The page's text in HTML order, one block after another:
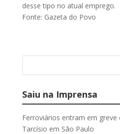
desse tipo no atual emprego.
Fonte: Gazeta do Povo
Saiu na Imprensa
Ferroviários entram em
Tarcísio em São Paulo